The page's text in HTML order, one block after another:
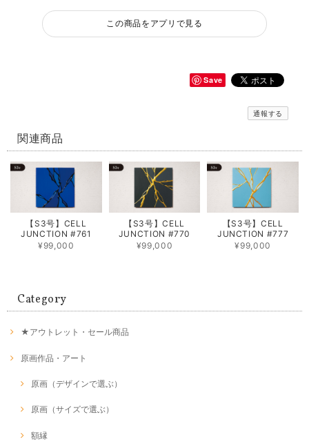
この商品をアプリで見る
Save
通報する
関連商品
【S3号】CELL
JUNCTION #761
¥99,000
【S3号】CELL
JUNCTION #770
¥99,000
【S3号】CELL
JUNCTION #777
¥99,000
Category
★アウトレット・セール商品
原画作品・アート
原画（デザインで選ぶ）
原画（サイズで選ぶ）
額縁